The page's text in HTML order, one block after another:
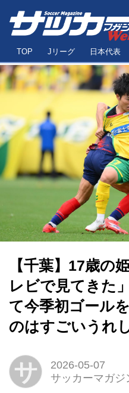
TOP Jリーグ 日本代表
【千葉】17歳の
レビで見てきた
て今季初ゴール
のはすごいうれ
サ
2026-05-07
サッカーマガジ